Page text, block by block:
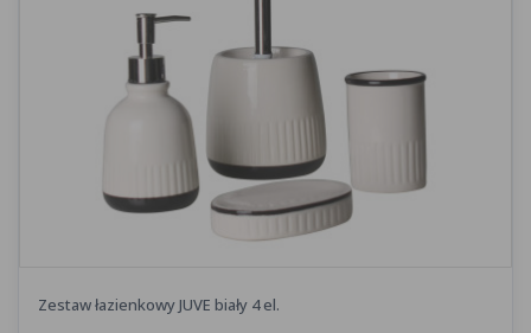
Zestaw łazienkowy JUVE biały 4 el.